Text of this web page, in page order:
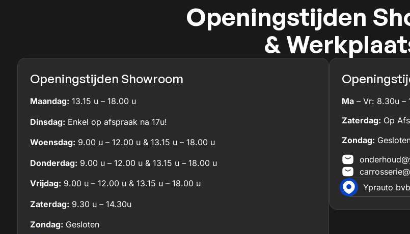
Openingstijden
&
Openingstijden Showroom
Maandag: 13.15 u – 18.00 u
Dinsdag: Enkel op afspraak na 17u!
Woensdag: 9.00 u – 12.00 u & 13.15 u – 18.00 u
Donderdag: 9.00 u – 12.00 u & 13.15 u – 18.00 u
Vrijdag: 9.00 u – 12.00 u & 13.15 u – 18.00 u
Zaterdag: 9.30 u – 14.30u
Zondag: Gesloten
Ma – Vr: 8.30u –
Zaterdag: Op
Zondag:
Yprauto